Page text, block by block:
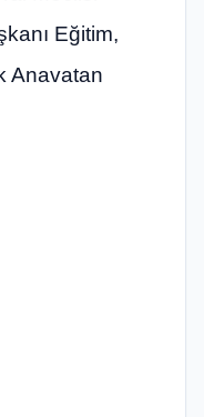
Eğitim,
Anavatan